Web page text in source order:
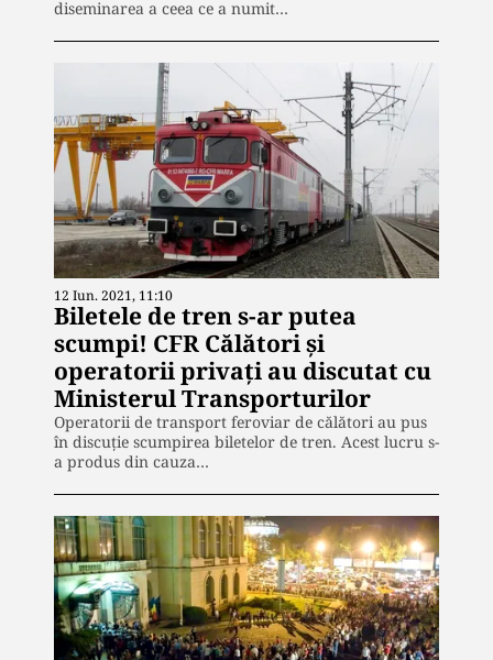
diseminarea a ceea ce a numit…
12 Iun. 2021, 11:10
Biletele de tren s-ar putea
scumpi! CFR Călători și
operatorii privați au discutat cu
Ministerul Transporturilor
Operatorii de transport feroviar de călători au pus
în discuție scumpirea biletelor de tren. Acest lucru s-
a produs din cauza…